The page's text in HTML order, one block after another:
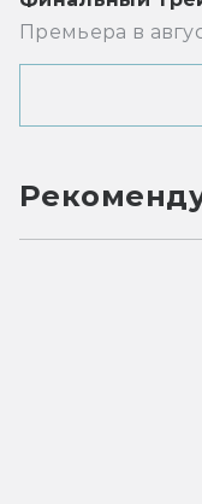
Премьера в